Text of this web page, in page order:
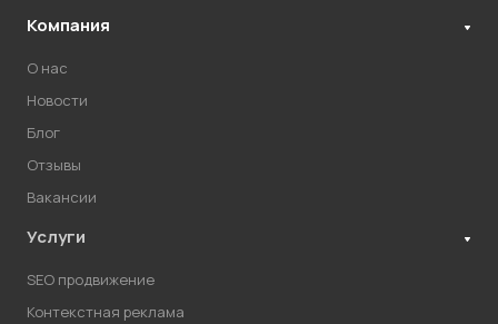
Компания
О нас
Новости
Блог
Отзывы
Вакансии
Услуги
SEO продвижение
Контекстная реклама